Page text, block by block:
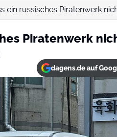
ein russisches Piratenwerk
Piratenwerk
dagens.de auf